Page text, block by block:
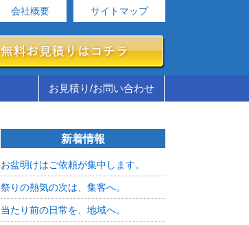
会社概要 サイトマップ
お見積り/お問い合わせ
新着情報
お盆明けはご依頼が集中します。
祭りの熱気の次は、集客へ。
当たり前の日常を、地域へ。